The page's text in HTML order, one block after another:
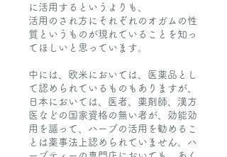
に活用するというよりも、
活用のされ方にそれぞれのオガムの性
質というものが現れていることを知っ
てほしいと思っています。
中には、欧米においては、医薬品とし
て認められているものもありますが、
日本においては、医者、薬剤師、漢方
医などの国家資格の無い者が、効能効
用を謳って、ハーブの活用を勧めるこ
とは薬事法上認められていません。ハ